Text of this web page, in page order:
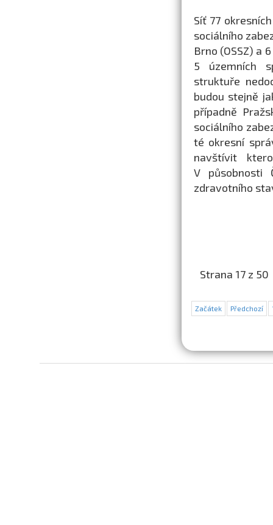
Síť 77
sociálního
Brno (OSSZ) a
5 územních
struktuře
budou stejně
případně
sociálního
té okresní
navštívit
V působnosti
zdravotního
Strana 17 z 50
Začátek Předchozí